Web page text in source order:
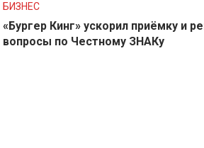
БИЗНЕС
«Бургер Кинг» ускорил приёмку и
вопросы по Честному ЗНАКу